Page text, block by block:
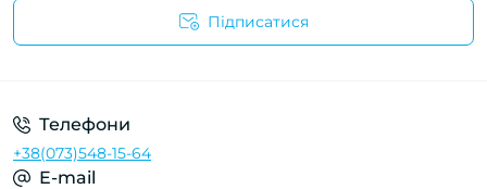
Підписатися
Телефони
+38(073)548-15-64
E-mail